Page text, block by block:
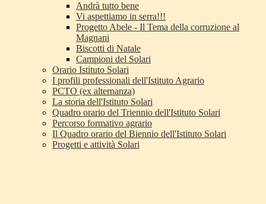
Andrà tutto bene
Vi aspettiamo in serra!!!
Progetto Abele - Il Tema della corruzione al
Magnani
Biscotti di Natale
Campioni del Solari
Orario Istituto Solari
I profili professionali dell'Istituto Agrario
PCTO (ex alternanza)
La storia dell'Istituto Solari
Quadro orario del Triennio dell'Istituto Solari
Percorso formativo agrario
Il Quadro orario del Biennio dell'Istituto Solari
Progetti e attività Solari